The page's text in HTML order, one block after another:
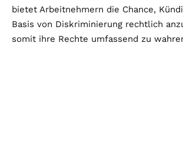
bietet Arbeitnehmern die Chance,
Basis von Diskriminierung rechtlich
somit ihre Rechte umfassend zu